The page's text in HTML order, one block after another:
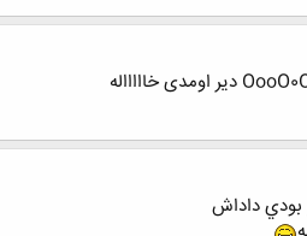
OooO0OOOOO0o0o0ooO0OOO0Oo دیر اومدی خاااااله
بودي داداش